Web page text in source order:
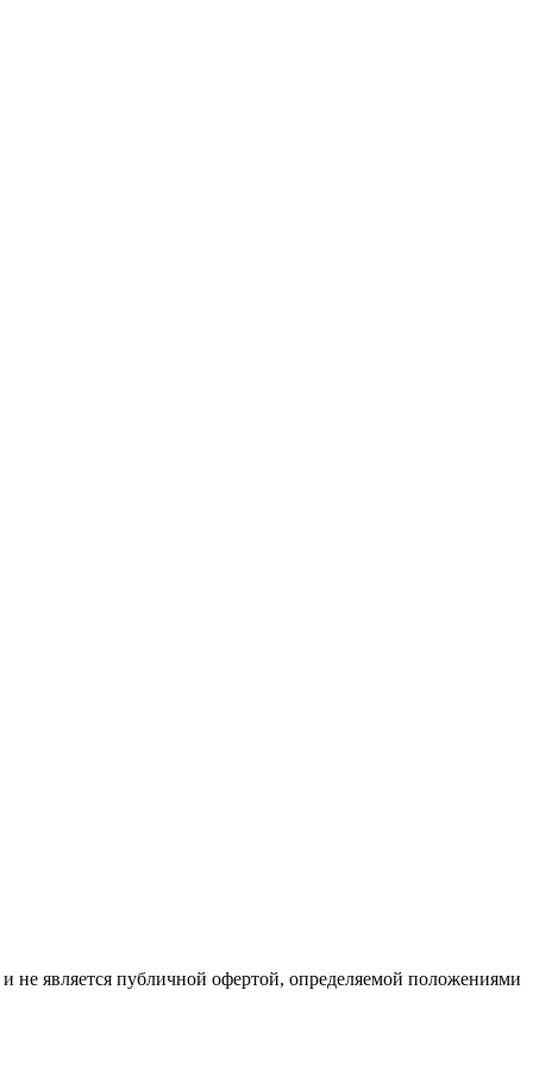
не является публичной офертой, определяемой положениями